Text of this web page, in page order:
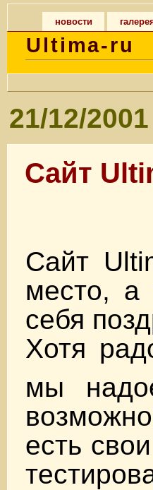
новости
Ultima-ru
21/12/2001
Сайт
Сайт
место,
себя
Хотя
мы
есть